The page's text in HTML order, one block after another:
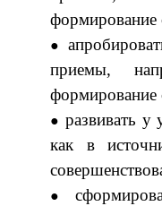
формирование
приемы,
формирование
развивать у
как в